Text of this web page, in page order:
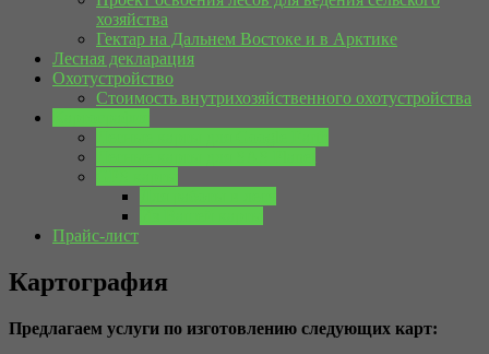
хозяйства
Гектар на Дальнем Востоке и в Арктике
Лесная декларация
Охотустройство
Стоимость внутрихозяйственного охотустройства
Прайс-лист
Картография
Предлагаем услуги по изготовлению следующих карт: